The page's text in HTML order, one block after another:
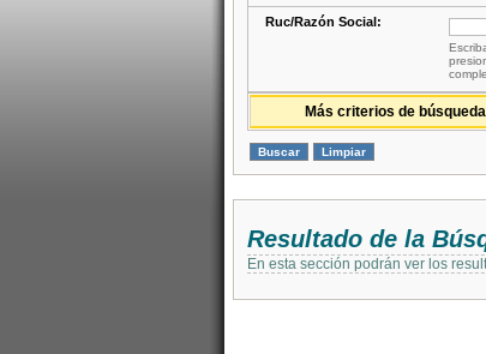
Ruc/Razón Social:
Más criterios de búsqueda
Resultado de la
En esta sección podrán ver los